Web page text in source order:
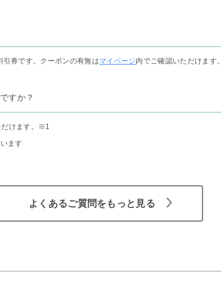
券です。クーポンの有無はマイページ内でご確認いただけます。
すか？
けます。 ※1
ます
よくあるご質問をもっと見る